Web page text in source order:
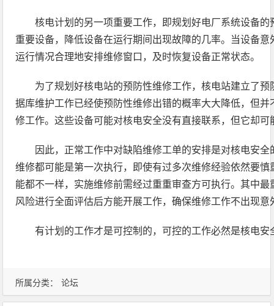
所属分类： 论坛
核电计划的另一项重要工作，即规划好电厂系统设备
重要设备，降低设备在运行期间出现故障的几率。当设备
运行情况合理地安排维修窗口，及时恢复设备正常状态。
为了规划好核电站的预防性维修工作，核电站建立了
据库维护工作已经使预防性维修出错的概率大大降低，但
修工作。这些设备可能对核电安全没有直接联系，但它却
因此，正常工作中对缺陷维修工单的安排是对核电安
维修都可能是第一次执行，即使有过多次维修经验依然要
能都不一样，实施维修前需经过重重审查方可执行。其中
风险进行全面评估后方能开展工作，确保维修工作不出现意
有计划的工作才是可控制的，可控的工作必然是核电安